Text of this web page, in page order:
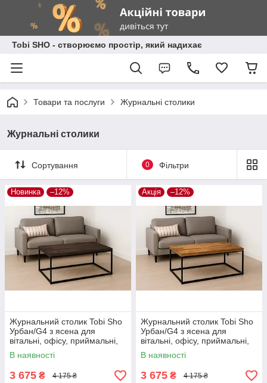
Tobi SHO - створюємо простір, який надихає
Товари та послуги Журнальні столики
Журнальні столики
Сортування 0 Фільтри
Новинка –12%
Журнальний столик Tobi Sho
Урбан/G4 з ясена для
вітальні, офісу, приймальні,
тераси Палісандр,
500х1200х600 мм
В наявності
3 675 ₴ 4 175 ₴
Акція –12%
Журнальний столик Tobi Sho
Урбан/G4 з ясена для
вітальні, офісу, приймальні,
тераси Горіх, 500х1200х600
мм
В наявності
3 675 ₴ 4 175 ₴